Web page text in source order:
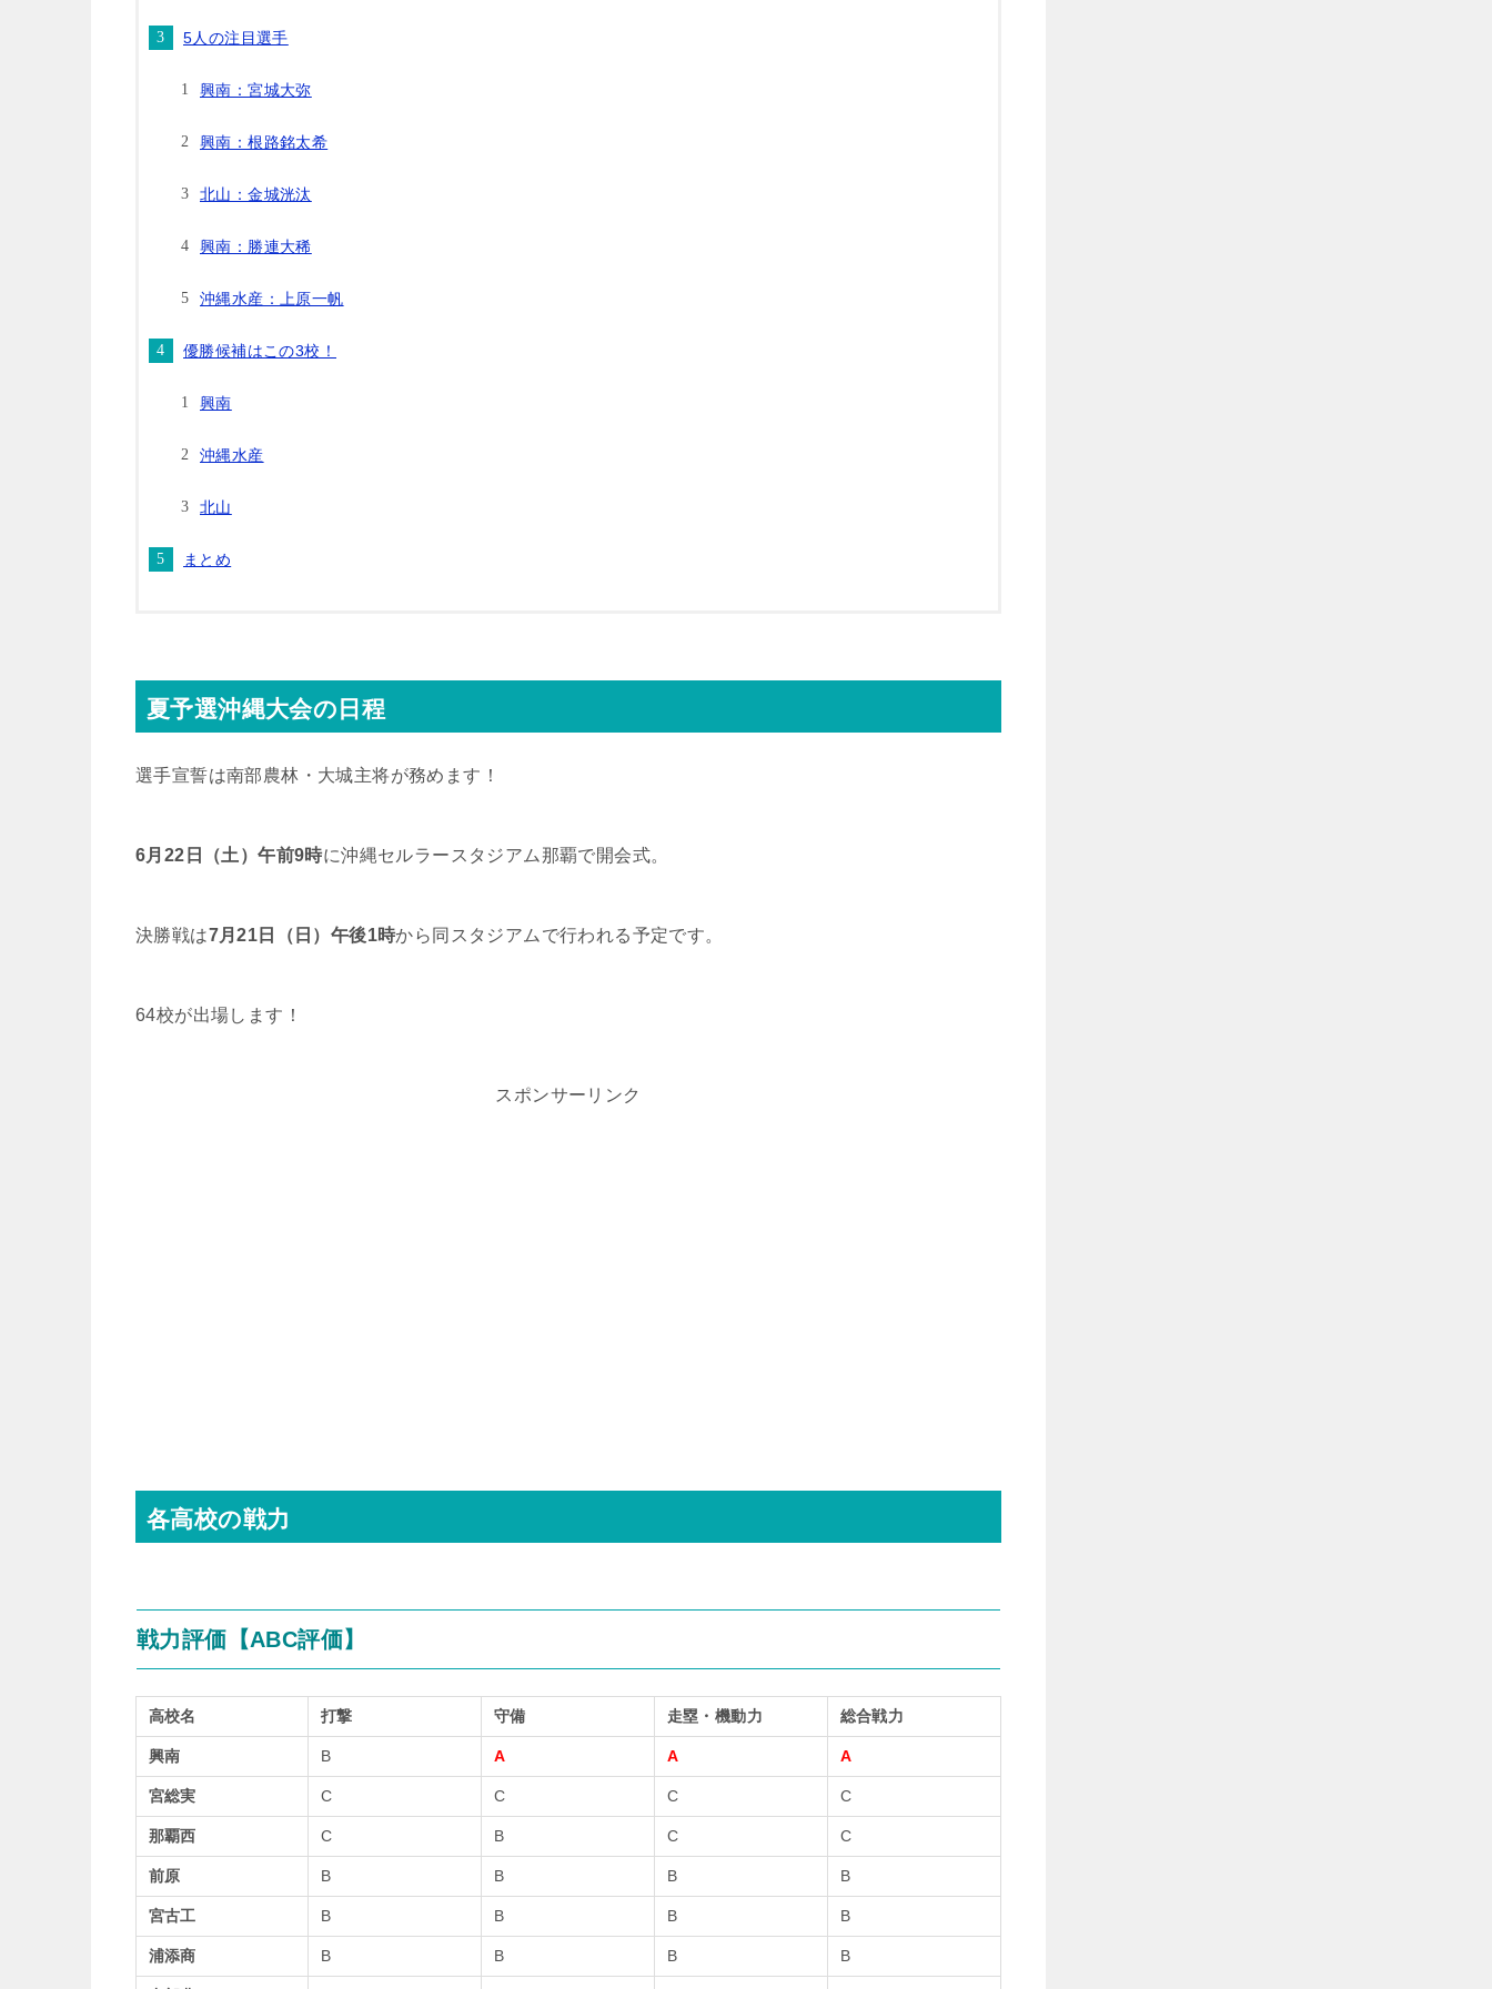
5人の注目選手
興南：宮城大弥
興南：根路銘太希
北山：金城洸汰
興南：勝連大稀
沖縄水産：上原一帆
優勝候補はこの3校！
興南
沖縄水産
北山
まとめ
夏予選沖縄大会の日程
選手宣誓は南部農林・大城主将が務めます！
6月22日（土）午前9時に沖縄セルラースタジアム那覇で開会式。
決勝戦は7月21日（日）午後1時から同スタジアムで行われる予定です。
64校が出場します！
スポンサーリンク
各高校の戦力
戦力評価【ABC評価】
高校名 打撃 守備 走塁・機動力 総合戦力
興南 B A A A
宮総実 C C C C
那覇西 C B C C
前原 B B B B
宮古工 B B B B
浦添商 B B B B